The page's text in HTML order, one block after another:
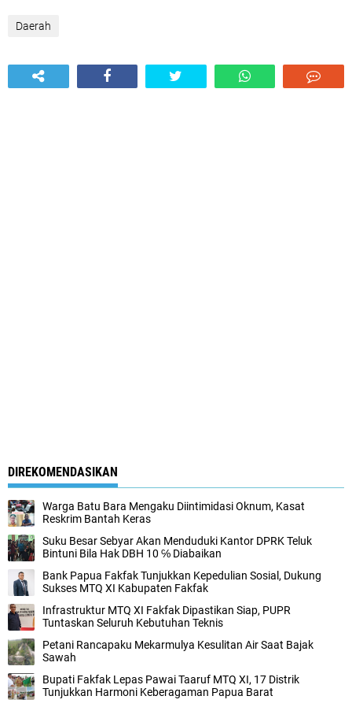
Daerah
DIREKOMENDASIKAN
Warga Batu Bara Mengaku Diintimidasi Oknum, Kasat
Reskrim Bantah Keras
Suku Besar Sebyar Akan Menduduki Kantor DPRK Teluk
Bintuni Bila Hak DBH 10 ℅ Diabaikan
Bank Papua Fakfak Tunjukkan Kepedulian Sosial, Dukung
Sukses MTQ XI Kabupaten Fakfak
Infrastruktur MTQ XI Fakfak Dipastikan Siap, PUPR
Tuntaskan Seluruh Kebutuhan Teknis
Petani Rancapaku Mekarmulya Kesulitan Air Saat Bajak
Sawah
Bupati Fakfak Lepas Pawai Taaruf MTQ XI, 17 Distrik
Tunjukkan Harmoni Keberagaman Papua Barat